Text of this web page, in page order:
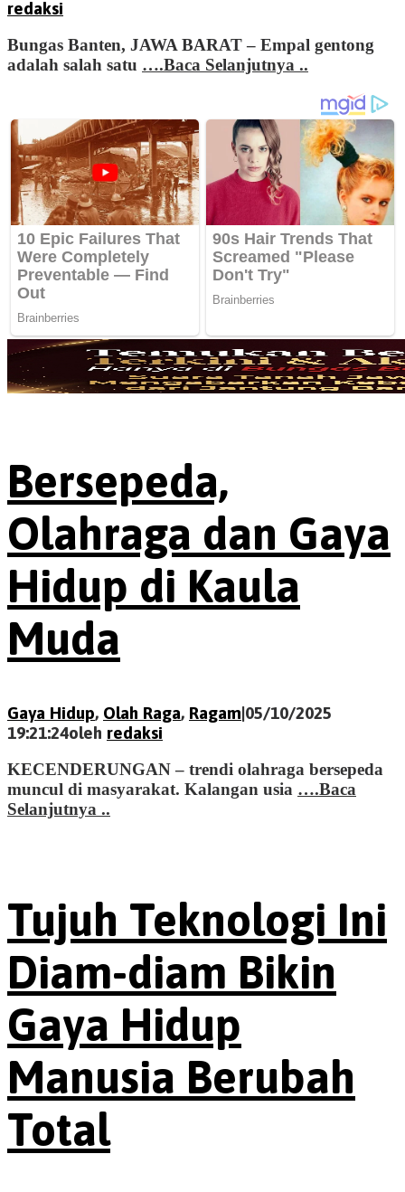
redaksi
Bungas Banten, JAWA BARAT – Empal gentong
adalah salah satu ….Baca Selanjutnya ..
Bersepeda,
Olahraga dan Gaya
Hidup di Kaula
Muda
Gaya Hidup, Olah Raga, Ragam|05/10/2025
19:21:24oleh redaksi
KECENDERUNGAN – trendi olahraga bersepeda
muncul di masyarakat. Kalangan usia ….Baca
Selanjutnya ..
Tujuh Teknologi Ini
Diam-diam Bikin
Gaya Hidup
Manusia Berubah
Total